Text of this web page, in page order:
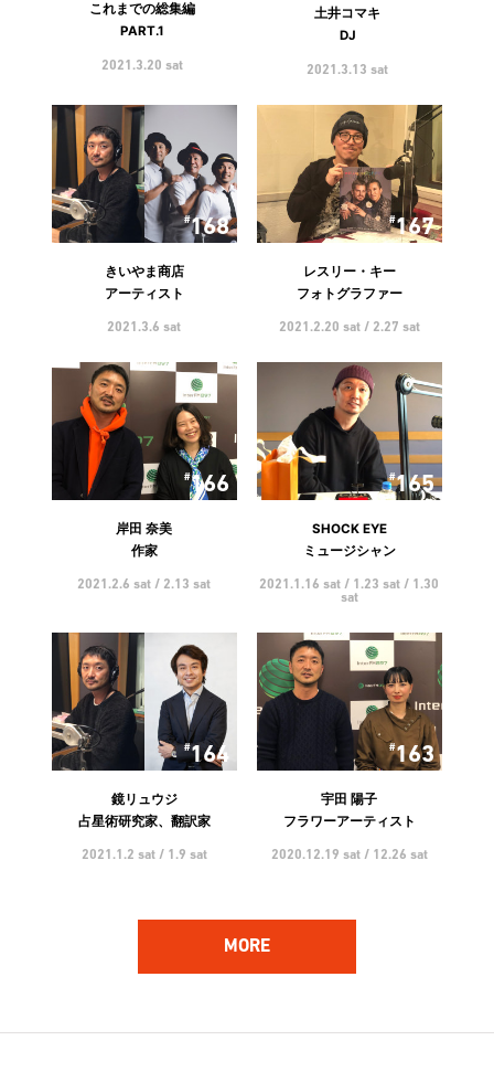
これまでの総集編
PART.1
2021.3.20 sat
土井コマキ
DJ
2021.3.13 sat
168
きいやま商店
アーティスト
2021.3.6 sat
167
レスリー・キー
フォトグラファー
2021.2.20 sat / 2.27 sat
166
岸田 奈美
作家
2021.2.6 sat / 2.13 sat
165
SHOCK EYE
ミュージシャン
2021.1.16 sat / 1.23 sat / 1.30
sat
164
鏡リュウジ
占星術研究家、翻訳家
2021.1.2 sat / 1.9 sat
163
宇田 陽子
フラワーアーティスト
2020.12.19 sat / 12.26 sat
MORE